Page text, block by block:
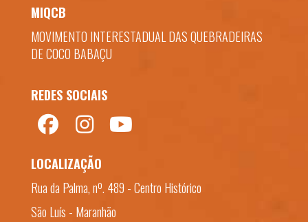
MIQCB
MOVIMENTO INTERESTADUAL DAS QUEBRADEIRAS
DE COCO BABAÇU
REDES SOCIAIS
LOCALIZAÇÃO
Rua da Palma, nº. 489 - Centro Histórico
São Luís - Maranhão